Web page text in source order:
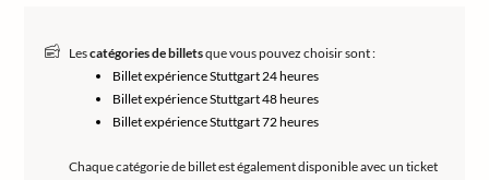
Lescatégories de billetsque vous pouvez choisir sont :
Billet expérience Stuttgart 24 heures
Billet expérience Stuttgart 48 heures
Billet expérience Stuttgart 72 heures
Chaque catégorie de billet est également disponible avec un ticket